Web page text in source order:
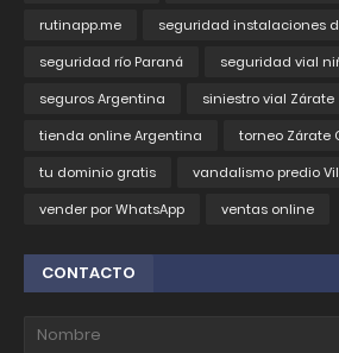
rutinapp.me
seguridad instalaciones
seguridad río Paraná
seguridad vial
seguros Argentina
siniestro vial Zárate
tienda online Argentina
torneo Zárate
tu dominio gratis
vandalismo predio
vender por WhatsApp
ventas online
CONTACTO